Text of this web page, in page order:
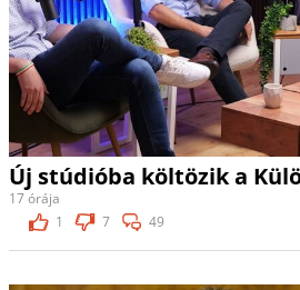
Új stúdióba költözik a
17 órája
1
7 49